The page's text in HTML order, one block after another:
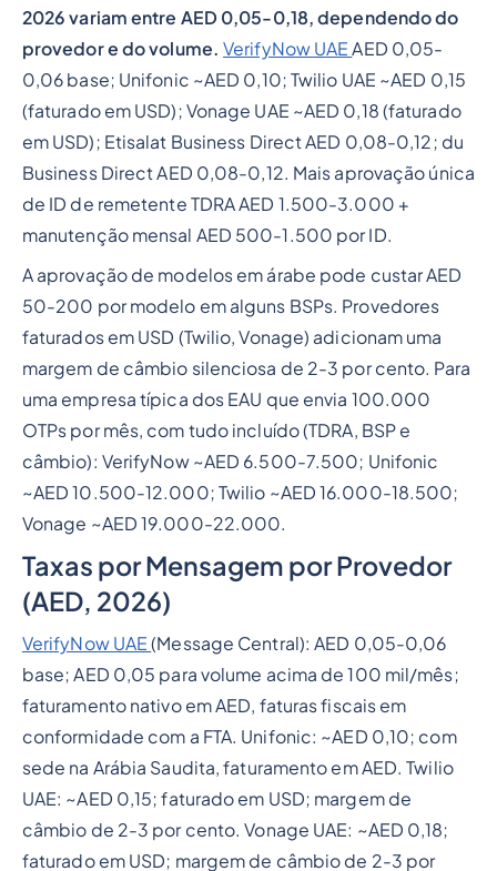
2026 variam entre AED 0,05-0,18, dependendo do
provedor e do volume. VerifyNow UAEAED 0,05-
0,06 base; Unifonic ~AED 0,10; Twilio UAE ~AED 0,15
(faturado em USD); Vonage UAE ~AED 0,18 (faturado
em USD); Etisalat Business Direct AED 0,08-0,12; du
Business Direct AED 0,08-0,12. Mais aprovação única
de ID de remetente TDRA AED 1.500-3.000 +
manutenção mensal AED 500-1.500 por ID.
A aprovação de modelos em árabe pode custar AED
50-200 por modelo em alguns BSPs. Provedores
faturados em USD (Twilio, Vonage) adicionam uma
margem de câmbio silenciosa de 2-3 por cento. Para
uma empresa típica dos EAU que envia 100.000
OTPs por mês, com tudo incluído (TDRA, BSP e
câmbio): VerifyNow ~AED 6.500-7.500; Unifonic
~AED 10.500-12.000; Twilio ~AED 16.000-18.500;
Vonage ~AED 19.000-22.000.
Taxas por Mensagem por Provedor
(AED, 2026)
VerifyNow UAE(Message Central): AED 0,05-0,06
base; AED 0,05 para volume acima de 100 mil/mês;
faturamento nativo em AED, faturas fiscais em
conformidade com a FTA. Unifonic: ~AED 0,10; com
sede na Arábia Saudita, faturamento em AED. Twilio
UAE: ~AED 0,15; faturado em USD; margem de
câmbio de 2-3 por cento. Vonage UAE: ~AED 0,18;
faturado em USD; margem de câmbio de 2-3 por